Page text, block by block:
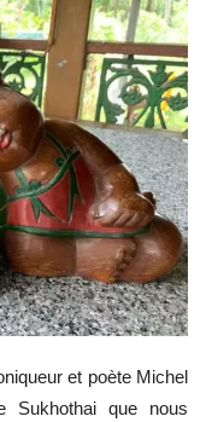
et poète Michel
Sukhothai que nous